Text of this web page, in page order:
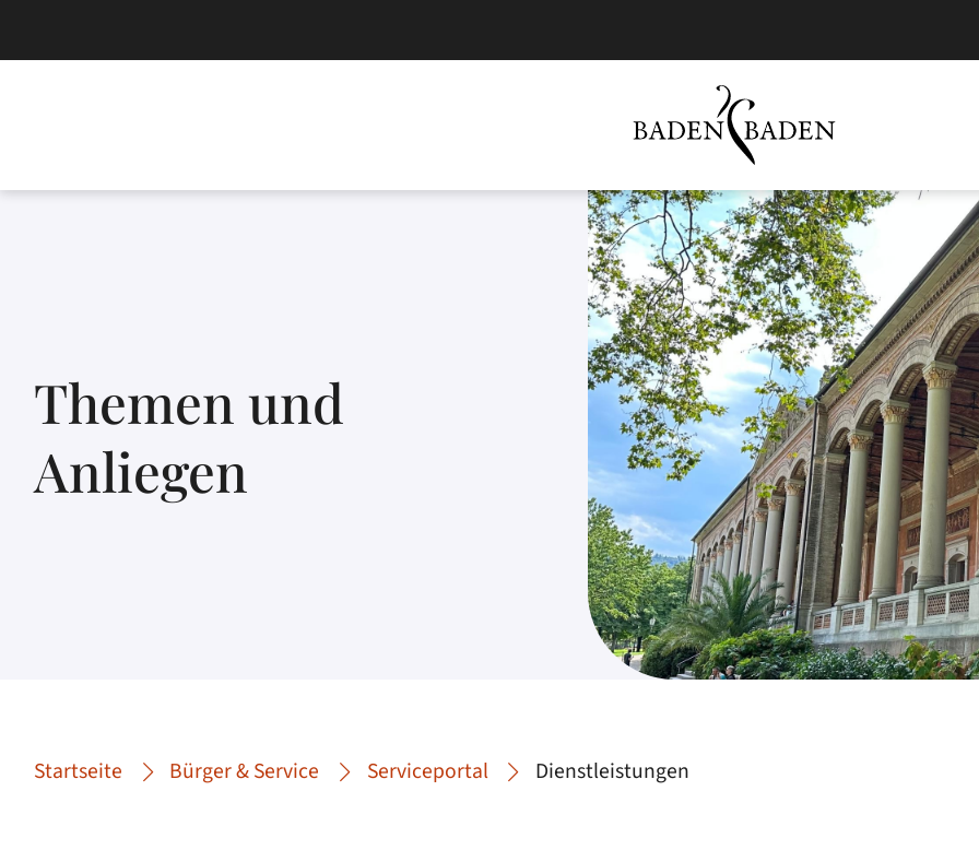
Themen und
Anliegen
Startseite Bürger & Service Serviceportal Dienstleistungen